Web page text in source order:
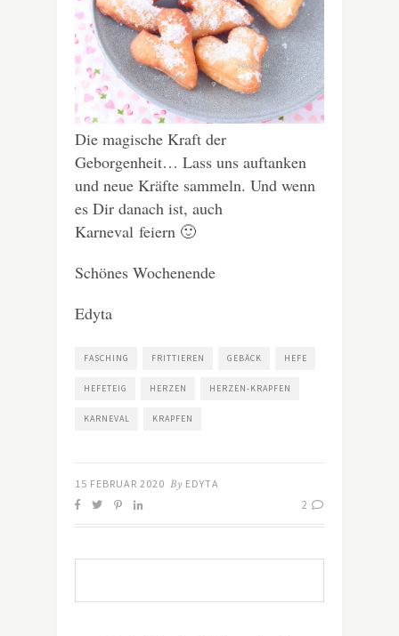
Die magische Kraft der
Geborgenheit… Lass uns auftanken
und neue Kräfte sammeln. Und wenn
es Dir danach ist, auch
Karneval feiern 🙂
Schönes Wochenende
Edyta
FASCHING FRITTIEREN GEBÄCK HEFE
HEFETEIG HERZEN HERZEN-KRAPFEN
KARNEVAL KRAPFEN
15 FEBRUAR 2020 By EDYTA
2